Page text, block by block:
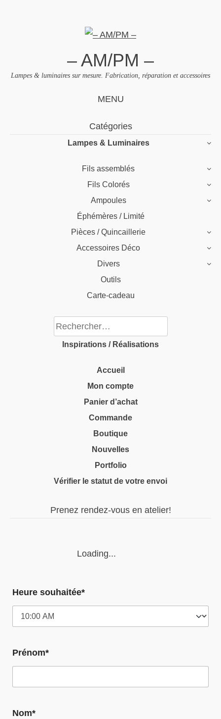
– AM/PM –
Lampes & luminaires sur mesure. Fabrication, réparation et accessoires
MENU
Catégories
Lampes & Luminaires
Fils assemblés
Fils Colorés
Ampoules
Éphémères / Limité
Pièces / Quincaillerie
Accessoires Déco
Divers
Outils
Carte-cadeau
Rechercher :
Inspirations / Réalisations
Accueil
Mon compte
Panier d’achat
Commande
Boutique
Nouvelles
Portfolio
Vérifier le statut de votre envoi
Prenez rendez-vous en atelier!
Loading...
Heure souhaitée*
Prénom*
Nom*